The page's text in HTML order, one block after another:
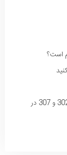
است؟
ریدایرکت چیست و تفاوت بین کد وضعیت 301، 302 و 307 در